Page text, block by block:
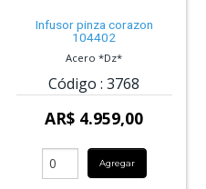
Infusor pinza corazon
104402
Acero *Dz*
Código : 3768
AR$ 4.959,00
Agregar